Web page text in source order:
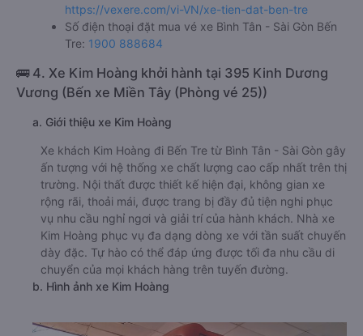
https://vexere.com/vi-VN/xe-tien-dat-ben-tre
Số điện thoại đặt mua vé xe Bình Tân - Sài Gòn Bến
Tre: 1900 888684
🚌 4. Xe Kim Hoàng khởi hành tại 395 Kinh Dương
Vương (Bến xe Miền Tây (Phòng vé 25))
a. Giới thiệu xe Kim Hoàng
Xe khách Kim Hoàng đi Bến Tre từ Bình Tân - Sài Gòn gây
ấn tượng với hệ thống xe chất lượng cao cấp nhất trên thị
trường. Nội thất được thiết kế hiện đại, không gian xe
rộng rãi, thoải mái, được trang bị đầy đủ tiện nghi phục
vụ nhu cầu nghỉ ngơi và giải trí của hành khách. Nhà xe
Kim Hoàng phục vụ đa dạng dòng xe với tần suất chuyến
dày đặc. Tự hào có thể đáp ứng được tối đa nhu cầu di
chuyển của mọi khách hàng trên tuyến đường.
b. Hình ảnh xe Kim Hoàng